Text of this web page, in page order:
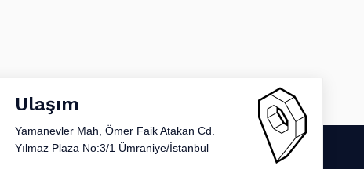
Ulaşım
Yamanevler Mah, Ömer Faik Atakan Cd.
Yılmaz Plaza No:3/1 Ümraniye/İstanbul